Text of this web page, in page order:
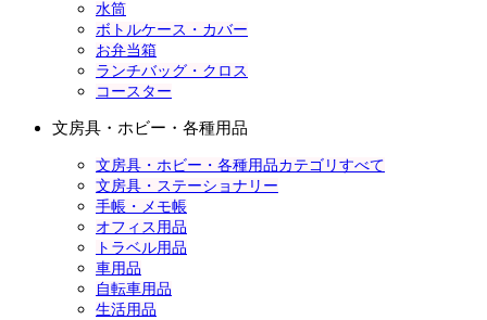
水筒
ボトルケース・カバー
お弁当箱
ランチバッグ・クロス
コースター
文房具・ホビー・各種用品
文房具・ホビー・各種用品カテゴリすべて
文房具・ステーショナリー
手帳・メモ帳
オフィス用品
トラベル用品
車用品
自転車用品
生活用品